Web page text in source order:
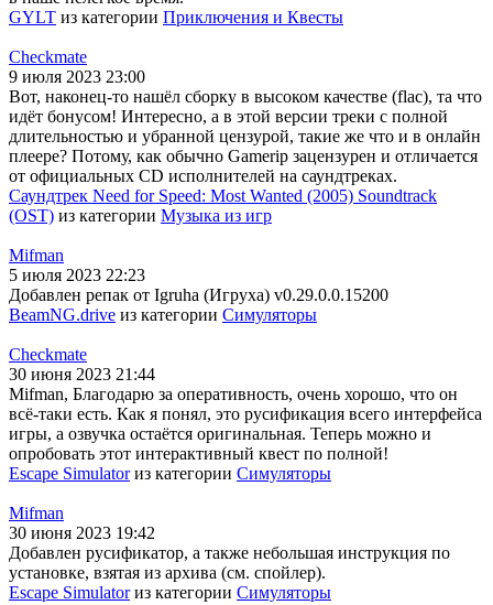
GYLT из категории Приключения и Квесты
Checkmate
9 июля 2023 23:00
Вот, наконец-то нашёл сборку в высоком качестве (flac), та что
идёт бонусом! Интересно, а в этой версии треки с полной
длительностью и убранной цензурой, такие же что и в онлайн
плеере? Потому, как обычно Gamerip зацензурен и отличается
от официальных CD исполнителей на саундтреках.
Саундтрек Need for Speed: Most Wanted (2005) Soundtrack
(OST) из категории Музыка из игр
Mifman
5 июля 2023 22:23
Добавлен репак от Igruha (Игруха) v0.29.0.0.15200
BeamNG.drive из категории Симуляторы
Checkmate
30 июня 2023 21:44
Mifman, Благодарю за оперативность, очень хорошо, что он
всё-таки есть. Как я понял, это русификация всего интерфейса
игры, а озвучка остаётся оригинальная. Теперь можно и
опробовать этот интерактивный квест по полной!
Escape Simulatorиз категории Симуляторы
Mifman
30 июня 2023 19:42
Добавлен русификатор, а также небольшая инструкция по
установке, взятая из архива (см. спойлер).
Escape Simulatorиз категории Симуляторы